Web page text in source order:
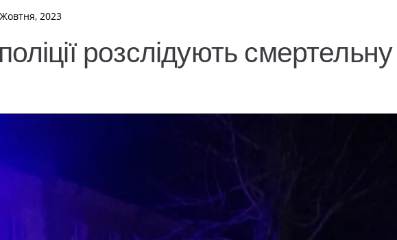
2023
розслідують смертельну